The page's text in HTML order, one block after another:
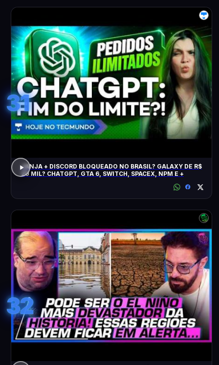
31
JANJA + DISCORD BLOQUEADO NO BRASIL? GALAXY DE R$
20 MIL? CHATGPT, GTA 6, SWITCH, SPACEX, NPM E +
32